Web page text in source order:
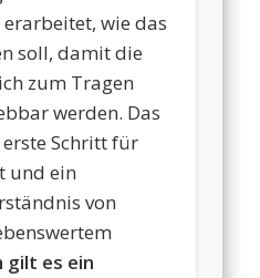
wie das
soll, damit die
zum Tragen
werden. Das
Schritt für
und ein
von
gilt es ein